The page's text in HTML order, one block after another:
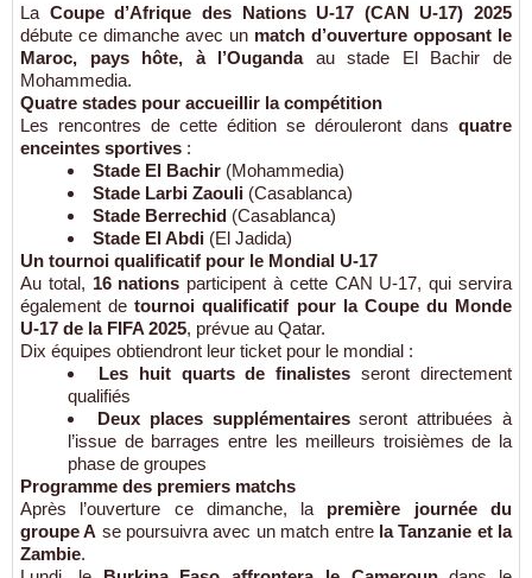
La Coupe d’Afrique des Nations U-17 (CAN U-17) 2025
débute ce dimanche avec un match d’ouverture opposant le
Maroc, pays hôte, à l’Ougandaau stade El Bachir de
Mohammedia.
Quatre stades pour accueillir la compétition
Les rencontres de cette édition se dérouleront dans quatre
enceintes sportives :
Stade El Bachir (Mohammedia)
Stade Larbi Zaouli (Casablanca)
Stade Berrechid (Casablanca)
Stade El Abdi (El Jadida)
Un tournoi qualificatif pour le Mondial U-17
Au total, 16 nations participent à cette CAN U-17, qui servira
également detournoi qualificatif pour la Coupe du Monde
U-17 de la FIFA 2025, prévue au Qatar.
Dix équipes obtiendront leur ticket pour le mondial :
Les huit quarts de finalistes seront directement
qualifiés
Deux places supplémentairesseront attribuées à
l’issue de barrages entre les meilleurs troisièmes de la
phase de groupes
Programme des premiers matchs
Après l’ouverture ce dimanche, la première journée du
groupe A se poursuivra avec un match entre la Tanzanie et la
Zambie.